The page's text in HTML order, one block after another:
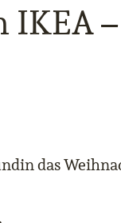
IKEA –
das